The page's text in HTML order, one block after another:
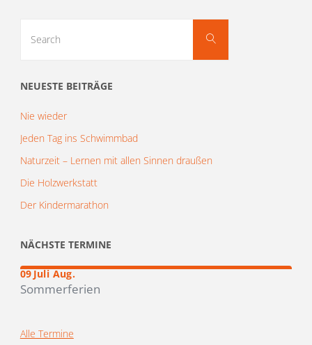
der
Beiträge
Search
NEUESTE BEITRÄGE
Nie wieder
Jeden Tag ins Schwimmbad
Naturzeit – Lernen mit allen Sinnen draußen
Die Holzwerkstatt
Der Kindermarathon
NÄCHSTE TERMINE
09Juli
–19
Aug.
Sommerferien
Alle Termine